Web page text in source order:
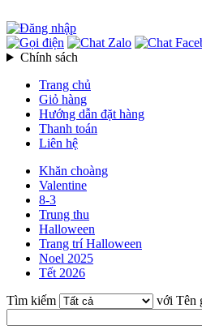
Chính sách
Trang chủ
Giỏ hàng
Hướng dẫn đặt hàng
Thanh toán
Liên hệ
Khăn choàng
Valentine
8-3
Trung thu
Halloween
Trang trí Halloween
Noel 2025
Tết 2026
Tìm kiếm
với Tên